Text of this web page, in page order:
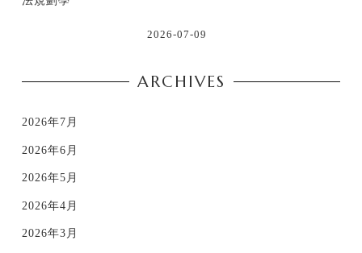
2026-07-09
ARCHIVES
2026年7月
2026年6月
2026年5月
2026年4月
2026年3月